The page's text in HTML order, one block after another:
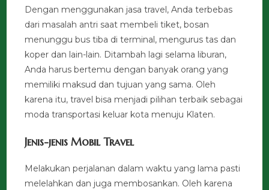
Dengan menggunakan jasa travel, Anda terbebas
dari masalah antri saat membeli tiket, bosan
menunggu bus tiba di terminal, mengurus tas dan
koper dan lain-lain. Ditambah lagi selama liburan,
Anda harus bertemu dengan banyak orang yang
memiliki maksud dan tujuan yang sama. Oleh
karena itu, travel bisa menjadi pilihan terbaik sebagai
moda transportasi keluar kota menuju Klaten.
Jenis-jenis Mobil Travel
Melakukan perjalanan dalam waktu yang lama pasti
melelahkan dan juga membosankan. Oleh karena